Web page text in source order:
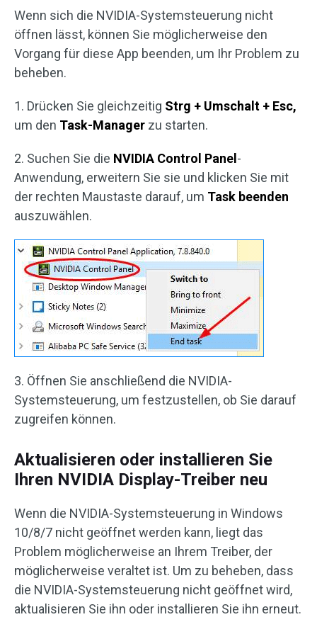
Wenn sich die NVIDIA-Systemsteuerung nicht
öffnen lässt, können Sie möglicherweise den
Vorgang für diese App beenden, um Ihr Problem zu
beheben.
1. Drücken Sie gleichzeitig Strg + Umschalt + Esc,
um den Task-Manager zu starten.
2. Suchen Sie die NVIDIA Control Panel -
Anwendung, erweitern Sie sie und klicken Sie mit
der rechten Maustaste darauf, um Task beenden
auszuwählen.
3. Öffnen Sie anschließend die NVIDIA-
Systemsteuerung, um festzustellen, ob Sie darauf
zugreifen können.
Aktualisieren oder installieren Sie
Ihren NVIDIA Display-Treiber neu
Wenn die NVIDIA-Systemsteuerung in Windows
10/8/7 nicht geöffnet werden kann, liegt das
Problem möglicherweise an Ihrem Treiber, der
möglicherweise veraltet ist. Um zu beheben, dass
die NVIDIA-Systemsteuerung nicht geöffnet wird,
aktualisieren Sie ihn oder installieren Sie ihn erneut.